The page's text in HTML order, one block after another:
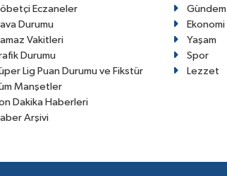
Eczaneler
Durumu
Vakitleri
Durumu
Lig Puan Durumu ve Fikstür
Manşetler
Dakika Haberleri
Arşivi
Gündem
Ekonomi
Yaşam
Spor
Lezzet